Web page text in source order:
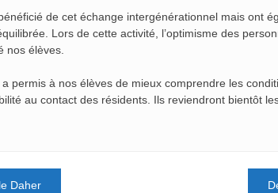
de cet échange intergénérationnel mais ont
Lors de cette activité, l’optimisme des
nos élèves.
permis à nos élèves de mieux comprendre les
au contact des résidents. Ils reviendront bientôt
Daher